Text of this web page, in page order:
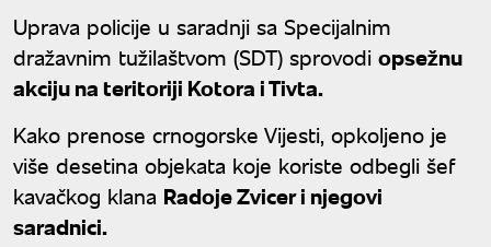
Uprava policije u saradnji sa Specijalnim
dražavnim tužilaštvom (SDT) sprovodi opsežnu
akciju na teritoriji Kotora i Tivta.
Kako prenose crnogorske Vijesti, opkoljeno je
više desetina objekata koje koriste odbegli šef
kavačkog klana Radoje Zvicer i njegovi
saradnici.